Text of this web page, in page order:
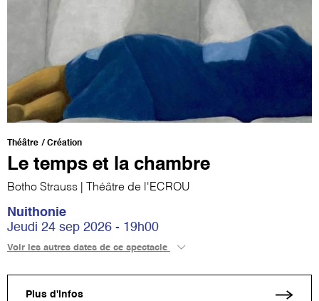
Théâtre Création
Le temps et la chambre
Botho Strauss | Théâtre de l'ECROU
Nuithonie
Jeudi 24 sep 2026 - 19h00
Voir les autres dates de ce spectacle
Plus d'infos